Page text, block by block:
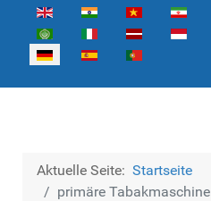
Sprache auswählen
Aktuelle Seite: Startseite
primäre Tabakmaschine